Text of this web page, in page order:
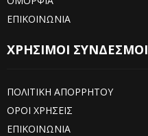
ΕΠΙΚΟΙΝΩΝΙΑ
ΧΡΗΣΙΜΟΙ ΣΥΝΔΕΣΜΟΙ
ΠΟΛΙΤΙΚΗ ΑΠΟΡΡΗΤΟΥ
ΟΡΟΙ ΧΡΗΣΕΙΣ
ΕΠΙΚΟΙΝΩΝΙΑ